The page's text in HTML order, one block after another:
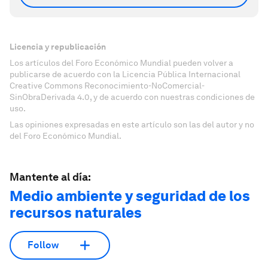
Licencia y republicación
Los artículos del Foro Económico Mundial pueden volver a
publicarse de acuerdo con la Licencia Pública Internacional
Creative Commons Reconocimiento-NoComercial-
SinObraDerivada 4.0, y de acuerdo con nuestras condiciones de
uso.
Las opiniones expresadas en este artículo son las del autor y no
del Foro Económico Mundial.
Mantente al día:
Medio ambiente y seguridad de los
recursos naturales
Follow